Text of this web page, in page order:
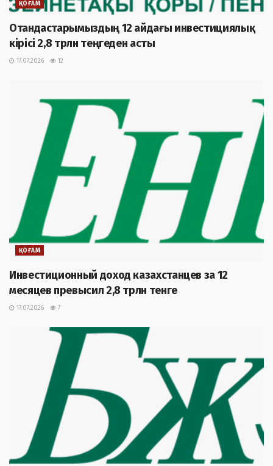
ҚОҒАМ
Отандастарымыздың 12 айдағы инвестициялық
кірісі 2,8 трлн теңгеден асты
17.07.2026 12
ҚОҒАМ
Инвестиционный доход казахстанцев за 12
месяцев превысил 2,8 трлн тенге
17.07.2026 7